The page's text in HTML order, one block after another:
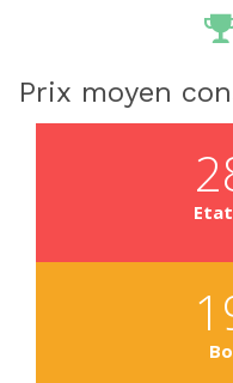
Prix moyen